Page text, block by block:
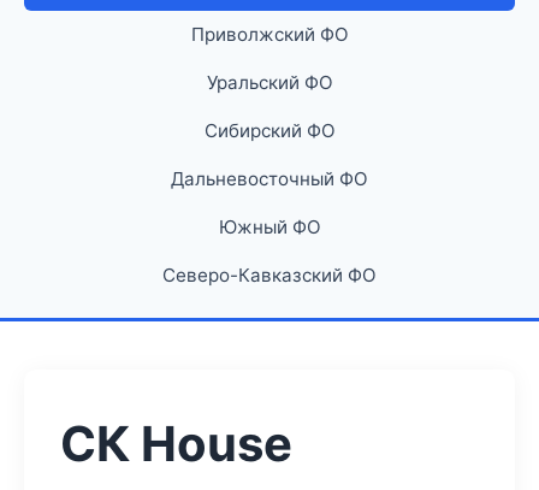
Приволжский ФО
Уральский ФО
Сибирский ФО
Дальневосточный ФО
Южный ФО
Северо-Кавказский ФО
СК House